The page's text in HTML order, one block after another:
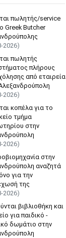
πωλητής/service
Greek Butcher
2026)
πωλητής
πλήρους
από εταιρεία
2026)
κοπέλα για το
τμήμα
στην
2026)
στην
αναζητά
για την
της
2026)
βιβλιοθήκη και
για παιδικό -
δωμάτιο στην